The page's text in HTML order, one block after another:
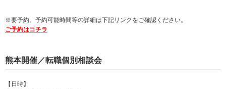
※要予約。予約可能時間等の詳細は下記リンクをご確認ください。
ご予約はコチラ
熊本開催／転職個別相談会
【日時】